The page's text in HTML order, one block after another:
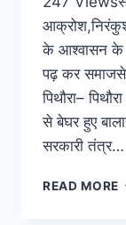
आक्रोश,निरंकुश
के आश्वासन के
पढ़ कर
पिथौरा–
से बेघर हुए
सरकारी तंत्र…
READ MORE